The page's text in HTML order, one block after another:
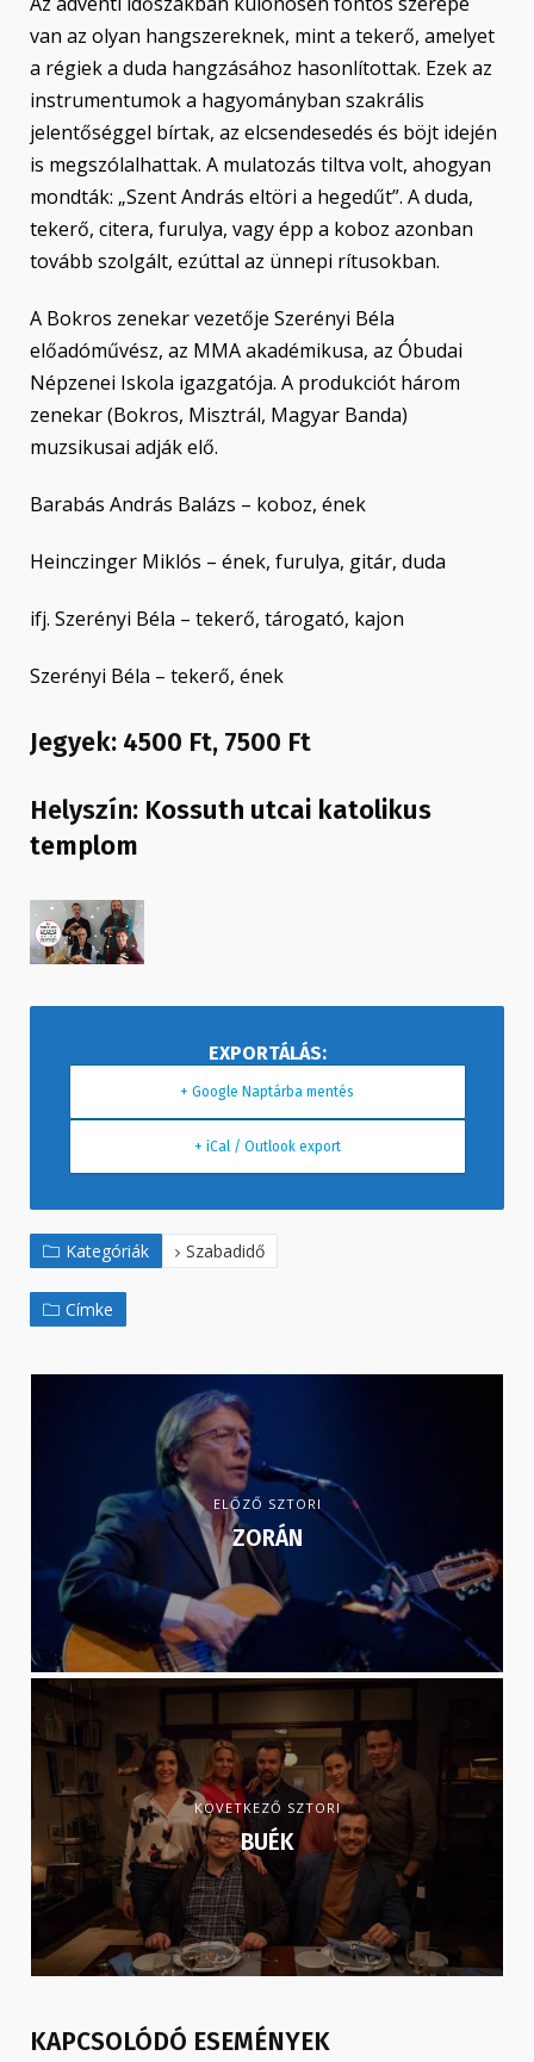
van az olyan hangszereknek, mint a tekerő, amelyet
a régiek a duda hangzásához hasonlítottak. Ezek az
instrumentumok a hagyományban szakrális
jelentőséggel bírtak, az elcsendesedés és böjt idején
is megszólalhattak. A mulatozás tiltva volt, ahogyan
mondták: „Szent András eltöri a hegedűt”. A duda,
tekerő, citera, furulya, vagy épp a koboz azonban
tovább szolgált, ezúttal az ünnepi rítusokban.
A Bokros zenekar vezetője Szerényi Béla
előadóművész, az MMA akadémikusa, az Óbudai
Népzenei Iskola igazgatója. A produkciót három
zenekar (Bokros, Misztrál, Magyar Banda)
muzsikusai adják elő.
Barabás András Balázs – koboz, ének
Heinczinger Miklós – ének, furulya, gitár, duda
ifj. Szerényi Béla – tekerő, tárogató, kajon
Szerényi Béla – tekerő, ének
Jegyek: 4500 Ft, 7500 Ft
Helyszín: Kossuth utcai katolikus
templom
+ Google Naptárba mentés
+ iCal / Outlook export
Kategóriák Szabadidő
Címke
ELŐZŐ SZTORI
ZORÁN
KÖVETKEZŐ SZTORI
BUÉK
KAPCSOLÓDÓ ESEMÉNYEK